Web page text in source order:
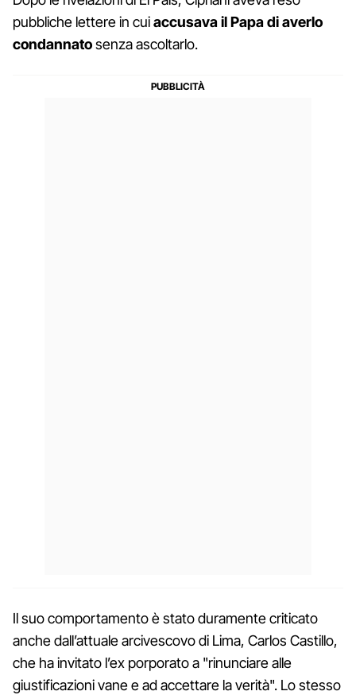
pubbliche lettere in cuiaccusava il Papa di averlo
condannatosenza ascoltarlo.
Il suo comportamento è stato duramente criticato
anche dall’attuale arcivescovo di Lima, Carlos Castillo,
che ha invitato l’ex porporato a "rinunciare alle
giustificazioni vane e ad accettare la verità". Lo stesso